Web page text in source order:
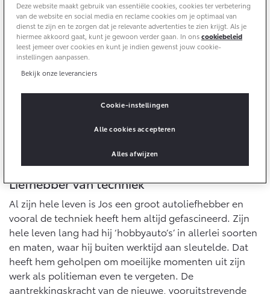
Vanaf € 37.995,-
BATTERIJ-ELEKTRISCH
Vanaf € 39.995,-
BATTERIJ-ELEKTRISCH
Vanaf € 48.995,-
Mirai
WATERSTOF-ELEKTRISCH
Proace City (excl. BTW)
OOK ALS BATTERIJ-
ELEKTRISCH
Connected Services
MyToyota login
MyToyota App
Abonnementen
Liefhebber van techniek
Al zijn hele leven is Jos een groot autoliefhebber en
vooral de techniek heeft hem altijd gefascineerd. Zijn
hele leven lang had hij ‘hobbyauto’s’ in allerlei soorten
en maten, waar hij buiten werktijd aan sleutelde. Dat
heeft hem geholpen om moeilijke momenten uit zijn
werk als politieman even te vergeten. De
aantrekkingskracht van de nieuwe, vooruitstrevende
Deze website maakt gebruik van essentiële cookies, cookies ter verbetering
van de website en social media en reclame cookies om je optimaal van
dienst te zijn en te zorgen dat je relevante advertenties te zien krijgt. Als je
hiermee akkoord gaat, kunt je gewoon verder gaan. In onscookiebeleid
leest jemeer over cookies en kunt je indien gewenst jouw cookie-
instellingen aanpassen.
Bekijk onze leveranciers
Cookie-instellingen
Alles afwijzen
Alle cookies accepteren